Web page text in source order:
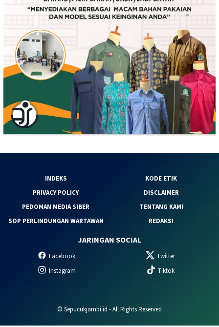
INDEKS
KODE ETIK
PRIVACY POLICY
DISCLAIMER
PEDOMAN MEDIA SIBER
TENTANG KAMI
SOP PERLINDUNGAN WARTAWAN
REDAKSI
JARINGAN SOCIAL
Facebook
Twitter
Instagram
Tiktok
© Sepucukjambi.id - All Rights Reserved